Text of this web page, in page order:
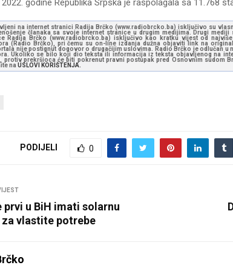
godine Republika Srpska je raspolagala sa 11.768
na internet stranici Radija Brčko (www.radiobrcko.ba) isključivo su
članaka sa svoje internet stranice u drugim medijima. Drugi
Radija Brčko (www.radiobrcko.ba) isključivo kao kratku vijest od
(Radio Brčko), pri čemu su on-line izdanja dužna objaviti link na
nije postignut dogovor o drugačijim uslovima. Radio Brčko je odlučan
Ukoliko se bilo koji dio teksta ili informacija iz teksta objavljenog na
protiv prekršioca će biti pokrenut pravni postupak pred Osnovnim sudom
na USLOVI KORIŠTENJA.
PODIJELI 0
prvi u BiH imati solarnu
vlastite potrebe